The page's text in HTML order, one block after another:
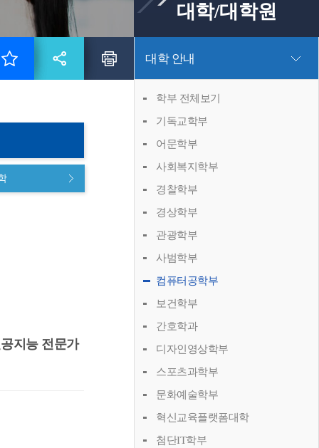
대학/대학원
대학 안내
학부 전체보기
기독교학부
어문학부
사회복지학부
경찰학부
경상학부
관광학부
사범학부
컴퓨터공학부
보건학부
간호학과
디자인영상학부
스포츠과학부
문화예술학부
혁신교육플랫폼대학
첨단IT학부
지능 전문가